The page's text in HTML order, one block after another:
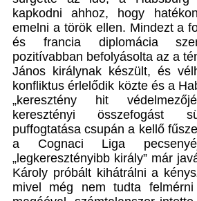
kapkodni ahhoz, hogy
emelni a török ellen. Mindezt a
és francia diplomácia
pozitívabban befolyásolta az a
János királynak készült, és
konfliktus érlelődik közte és a
„keresztény hit
keresztényi összefogást
puffogtatása csupán a kellő
a Cognaci Liga
„legkeresztényibb király” már
Károly próbált kihátrálni a
mivel még nem tudta